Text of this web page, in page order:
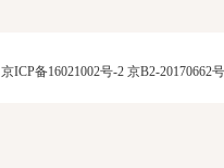
京ICP备16021002号-2京B2-20170662